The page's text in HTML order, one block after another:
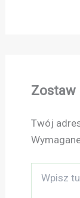
Zostaw
Twój
tutaj..